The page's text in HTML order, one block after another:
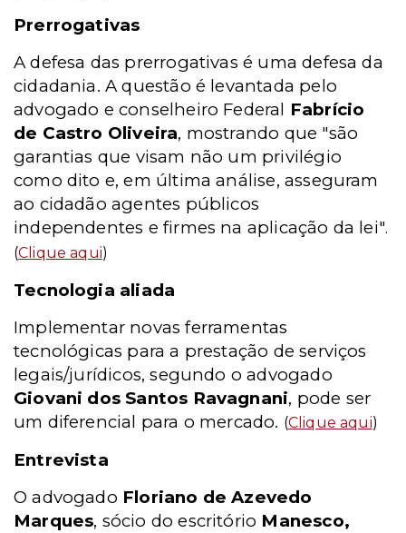
Prerrogativas
A defesa das prerrogativas é uma defesa da
cidadania. A questão é levantada pelo
advogado e conselheiro Federal Fabrício
de Castro Oliveira, mostrando que "são
garantias que visam não um privilégio
como dito e, em última análise, asseguram
ao cidadão agentes públicos
independentes e firmes na aplicação da lei".
(Clique aqui)
Tecnologia aliada
Implementar novas ferramentas
tecnológicas para a prestação de serviços
legais/jurídicos, segundo o advogado
Giovani dos Santos Ravagnani, pode ser
um diferencial para o mercado. (Clique aqui)
Entrevista
O advogado Floriano de Azevedo
Marques, sócio do escritório Manesco,